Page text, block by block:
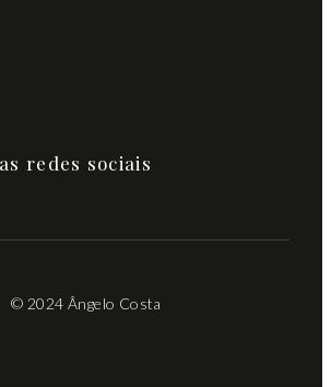
redes sociais
© 2024 Ângelo Costa